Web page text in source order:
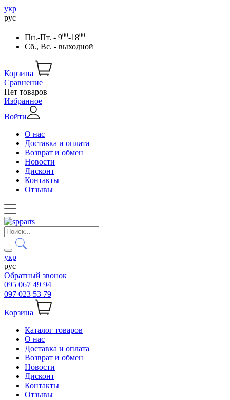
укр
рус
Пн.-Пт. - 900-1800
Сб., Вс. - выходной
Корзина
Сравнение
Нет товаров
Избранное
Войти
О нас
Доставка и оплата
Возврат и обмен
Новости
Дисконт
Контакты
Отзывы
укр
рус
Обратный звонок
095 067 49 94
097 023 53 79
Корзина
Каталог товаров
О нас
Доставка и оплата
Возврат и обмен
Новости
Дисконт
Контакты
Отзывы